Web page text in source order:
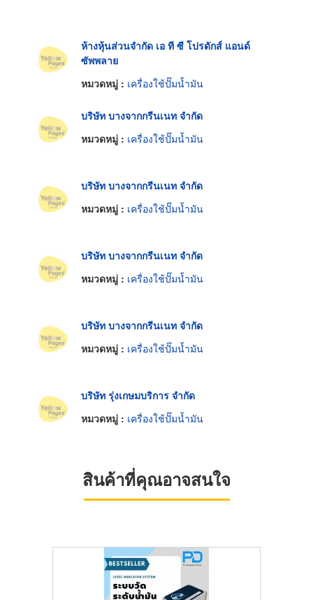
ห้างหุ้นส่วนจำกัด เอ ที ซี โปรดักส์ แอนด์
ซัพพลาย
หมวดหมู่ : เครื่องใช้ปั๊มน้ำมัน
บริษัท บางจากกรีนเนท จำกัด
หมวดหมู่ : เครื่องใช้ปั๊มน้ำมัน
บริษัท บางจากกรีนเนท จำกัด
หมวดหมู่ : เครื่องใช้ปั๊มน้ำมัน
บริษัท บางจากกรีนเนท จำกัด
หมวดหมู่ : เครื่องใช้ปั๊มน้ำมัน
บริษัท บางจากกรีนเนท จำกัด
หมวดหมู่ : เครื่องใช้ปั๊มน้ำมัน
บริษัท รุ่งเกษมบริการ จำกัด
หมวดหมู่ : เครื่องใช้ปั๊มน้ำมัน
สินค้าที่คุณอาจสนใจ